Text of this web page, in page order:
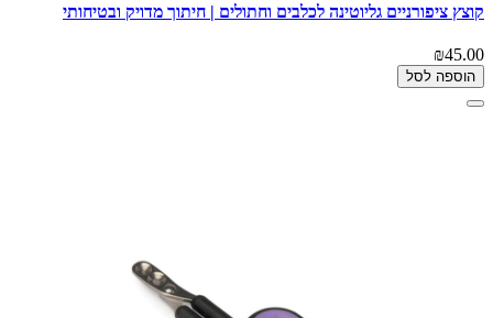
קוצץ ציפורניים גליוטינה לכלבים וחתולים | חיתוך מדויק ובטיחותי
₪45.00
הוספה לסל